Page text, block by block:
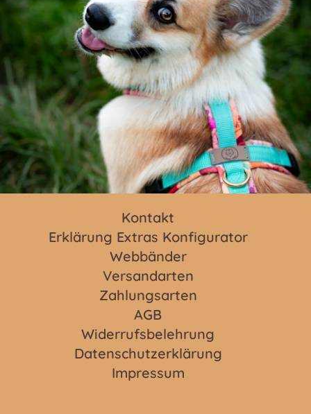
Kontakt
Erklärung Extras Konfigurator
Webbänder
Versandarten
Zahlungsarten
AGB
Widerrufsbelehrung
Datenschutzerklärung
Impressum